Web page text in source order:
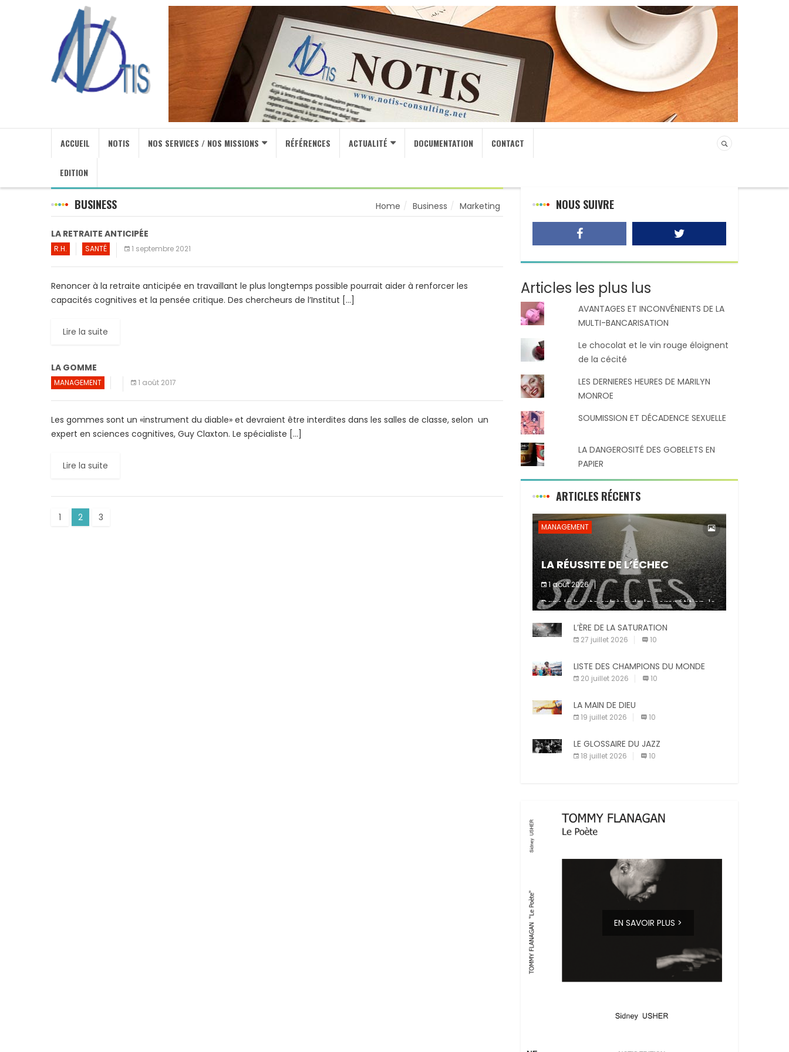
ACCUEIL NOTIS NOS SERVICES / NOS MISSIONS RÉFÉRENCES ACTUALITÉ DOCUMENTATION CONTACT
EDITION
BUSINESS Home Business Marketing
LA RETRAITE ANTICIPÉE
R.H. SANTÉ 1 septembre 2021
Renoncer à la retraite anticipée en travaillant le plus longtemps possible pourrait aider à renforcer les
capacités cognitives et la pensée critique. Des chercheurs de l’Institut […]
Lire la suite
LA GOMME
MANAGEMENT 1 août 2017
Les gommes sont un «instrument du diable» et devraient être interdites dans les salles de classe, selon un
expert en sciences cognitives, Guy Claxton. Le spécialiste […]
Lire la suite
1 2 3
NOUS SUIVRE
Articles les plus lus
AVANTAGES ET INCONVÉNIENTS DE LA
MULTI-BANCARISATION
Le chocolat et le vin rouge éloignent
de la cécité
LES DERNIERES HEURES DE MARILYN
MONROE
SOUMISSION ET DÉCADENCE SEXUELLE
LA DANGEROSITÉ DES GOBELETS EN
PAPIER
ARTICLES RÉCENTS
MANAGEMENT
LA RÉUSSITE DE L’ÉCHEC
1 août 2026
Dans la haute sphère de la compétition, le
fait de ne pas atteindre un objectif est un
signe d’incompétence et une source de
sanctions diverses (avertissement, […]
L’ÈRE DE LA SATURATION
27 juillet 2026 10
LISTE DES CHAMPIONS DU MONDE
20 juillet 2026 10
LA MAIN DE DIEU
19 juillet 2026 10
LE GLOSSAIRE DU JAZZ
18 juillet 2026 10
EN SAVOIR PLUS >